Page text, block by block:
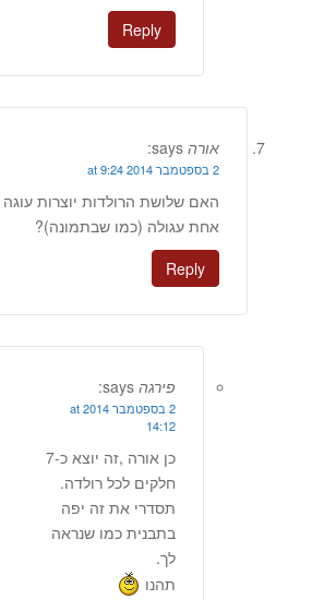
Reply
אורה says:
2 בספטמבר 2014 at 9:24
האם שלושת הרולדות יוצרות עוגה
אחת עגולה (כמו שבתמונה)?
Reply
פירגה says:
2 בספטמבר 2014 at
14:12
כן אורה ,זה יוצא כ-7
חלקים לכל רולדה.
תסדרי את זה יפה
בתבנית כמו שנראה
לך.
תהנו